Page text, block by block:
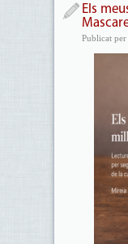
Els
Publicat per